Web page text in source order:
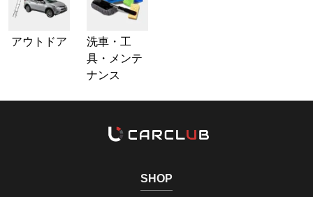
アウトドア
洗車・工
具・メンテ
ナンス
SHOP